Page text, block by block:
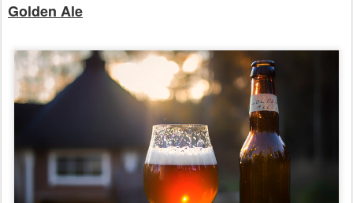
Golden Ale